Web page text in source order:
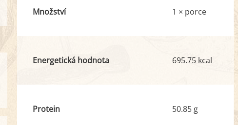
Množství 1 × porce
Energetická hodnota 695.75 kcal
Protein 50.85 g